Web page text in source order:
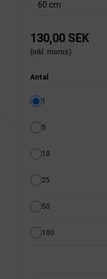
60 cm
130,00 SEK
(inkl. moms)
Antal
1
5
10
25
50
100